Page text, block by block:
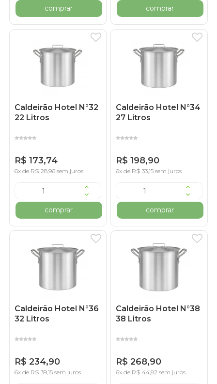
comprar comprar
Caldeirão Hotel N°32
22 Litros
R$ 173,74
6x de R$ 28,96 sem juros
comprar
Caldeirão Hotel N°34
27 Litros
R$ 198,90
6x de R$ 33,15 sem juros
comprar
Caldeirão Hotel N°36
32 Litros
R$ 234,90
6x de R$ 39,15 sem juros
Caldeirão Hotel N°38
38 Litros
R$ 268,90
6x de R$ 44,82 sem juros